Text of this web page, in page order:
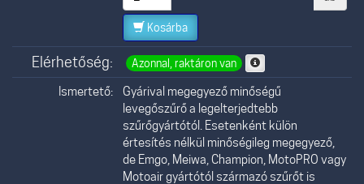
Kosárba
Elérhetőség: Azonnal, raktáron van
Ismertető:
Gyárival megegyező minőségű
levegőszűrő a legelterjedtebb
szűrőgyártótól. Esetenként külön
értesítés nélkül minőségileg megegyező,
de Emgo, Meiwa, Champion, MotoPRO vagy
Motoair gyártótól származó szűrőt is